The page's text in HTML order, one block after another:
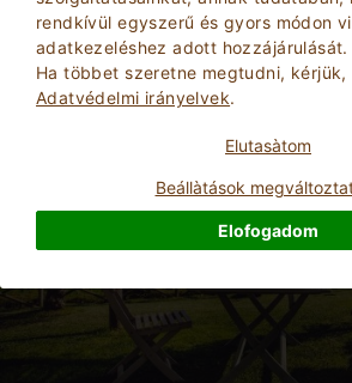
rendkívül egyszerű és gyors módon
adatkezeléshez adott hozzájárulását.
Ha többet szeretne megtudni, kérjük,
Adatvédelmi irányelvek.
Elutasà­tom
Beállà­tások
Elofogadom
További információ